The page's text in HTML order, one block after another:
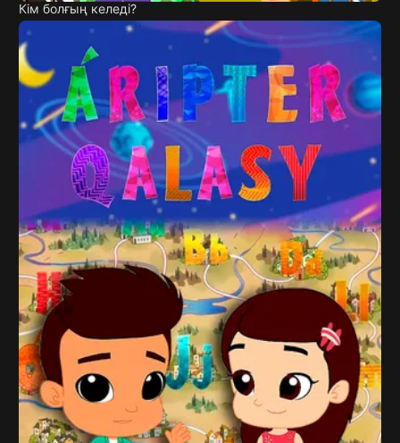
Кім болғың келеді?